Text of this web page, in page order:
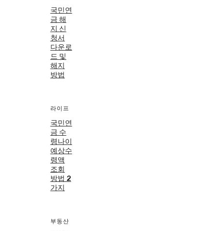
국민연
금 해
지 신
청서
다운로
드 및
해지
방법
라이프
국민연
금 수
령나이
예상수
령액
조회
방법 2
가지
부동산